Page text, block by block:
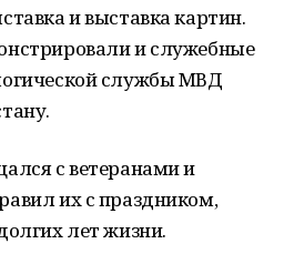
и выставка картин.
и служебные
службы МВД
с ветеранами и
их с праздником,
лет жизни.